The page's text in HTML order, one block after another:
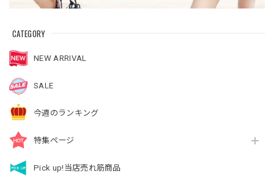
CATEGORY
NEW ARRIVAL
SALE
今週のランキング
特集ページ
Pick up!当店売れ筋商品